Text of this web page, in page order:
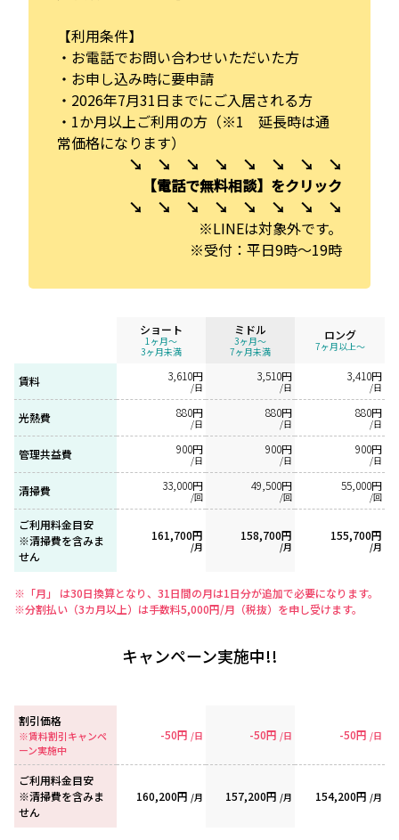
【利用条件】
・お電話でお問い合わせいただいた方
・お申し込み時に要申請
・2026年7月31日までにご入居される方
・1か月以上ご利用の方（※1 延長時は通
常価格になります）
↘ ↘ ↘ ↘ ↘ ↘ ↘ ↘
【電話で無料相談】をクリック
↘ ↘ ↘ ↘ ↘ ↘ ↘ ↘
※LINEは対象外です。
※受付：平日9時～19時
ショート
1ヶ月〜
3ヶ月未満
ミドル
3ヶ月〜
7ヶ月未満
ロング
7ヶ月以上〜
賃料 3,610円
/日
3,510円
/日
3,410円
/日
光熱費 880円
/日
880円
/日
880円
/日
管理共益費 900円
/日
900円
/日
900円
/日
清掃費 33,000円
/回
49,500円
/回
55,000円
/回
ご利用料金目安
※清掃費を含みま
せん
161,700円
/月
158,700円
/月
155,700円
/月
※「月」 は30日換算となり、31日間の月は1日分が追加で必要になります。
※分割払い（3カ月以上）は手数料5,000円/月（税抜）を申し受けます。
キャンペーン実施中!!
割引価格
※賃料割引キャンペ
ーン実施中
-50円 /日 -50円 /日 -50円 /日
ご利用料金目安
※清掃費を含みま
せん
160,200円 /月 157,200円 /月 154,200円 /月